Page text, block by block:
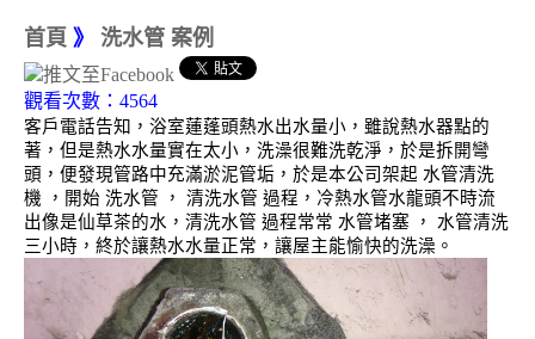
首頁 》 洗水管 案例
觀看次數：4564
客戶電話告知，浴室蓮蓬頭熱水出水量小，雖說熱水器點的
著，但是熱水水量實在太小，洗澡很難洗乾淨，於是拆開彎
頭，便發現管路中充滿淤泥管垢，於是本公司架起 水管清洗
機 ，開始 洗水管 ， 清洗水管 過程，冷熱水管水龍頭不時流
出像是仙草茶的水，清洗水管 過程常常 水管堵塞 ， 水管清洗
三小時，終於讓熱水水量正常，讓屋主能愉快的洗澡。